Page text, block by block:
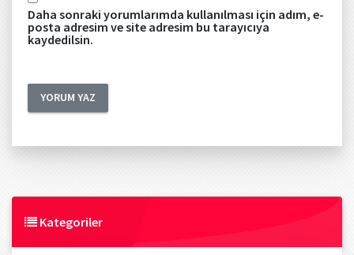
Daha sonraki yorumlarımda kullanılması için adım, e-
posta adresim ve site adresim bu tarayıcıya
kaydedilsin.
Kategoriler